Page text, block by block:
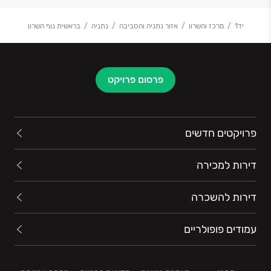
יד1 מרכז והשרון אזור נתניה והסביבה נתניה בראשית נוף השרון
פרסום פרויקט
פרויקטים חדשים
דירות למכירה
דירות להשכרה
עמודים פופולריים